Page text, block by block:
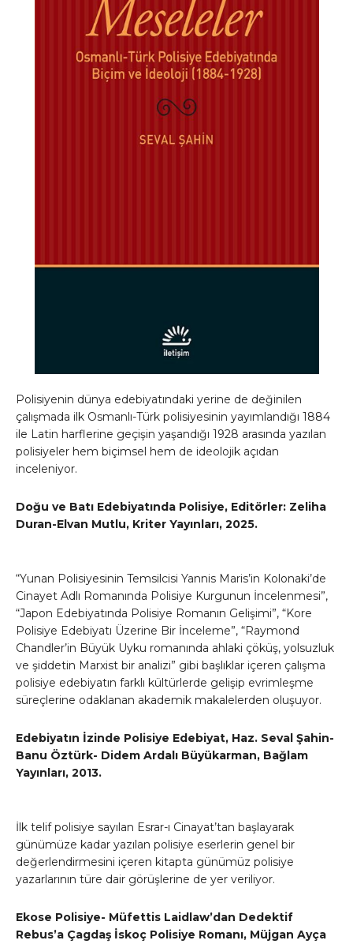
Polisiyenin dünya edebiyatındaki yerine de değinilen
çalışmada ilk Osmanlı-Türk polisiyesinin yayımlandığı 1884
ile Latin harflerine geçişin yaşandığı 1928 arasında yazılan
polisiyeler hem biçimsel hem de ideolojik açıdan
inceleniyor.
Doğu ve Batı Edebiyatında Polisiye, Editörler: Zeliha
Duran-Elvan Mutlu, Kriter Yayınları, 2025.
“Yunan Polisiyesinin Temsilcisi Yannis Maris’in Kolonaki’de
Cinayet Adlı Romanında Polisiye Kurgunun İncelenmesi”,
“Japon Edebiyatında Polisiye Romanın Gelişimi”, “Kore
Polisiye Edebiyatı Üzerine Bir İnceleme”, “Raymond
Chandler’in Büyük Uyku romanında ahlaki çöküş, yolsuzluk
ve şiddetin Marxist bir analizi” gibi başlıklar içeren çalışma
polisiye edebiyatın farklı kültürlerde gelişip evrimleşme
süreçlerine odaklanan akademik makalelerden oluşuyor.
Edebiyatın İzinde Polisiye Edebiyat, Haz. Seval Şahin-
Banu Öztürk- Didem Ardalı Büyükarman, Bağlam
Yayınları, 2013.
İlk telif polisiye sayılan Esrar-ı Cinayat’tan başlayarak
günümüze kadar yazılan polisiye eserlerin genel bir
değerlendirmesini içeren kitapta günümüz polisiye
yazarlarının türe dair görüşlerine de yer veriliyor.
Ekose Polisiye- Müfettis Laidlaw’dan Dedektif
Rebus’a Çagdaş İskoç Polisiye Romanı, Müjgan Ayça